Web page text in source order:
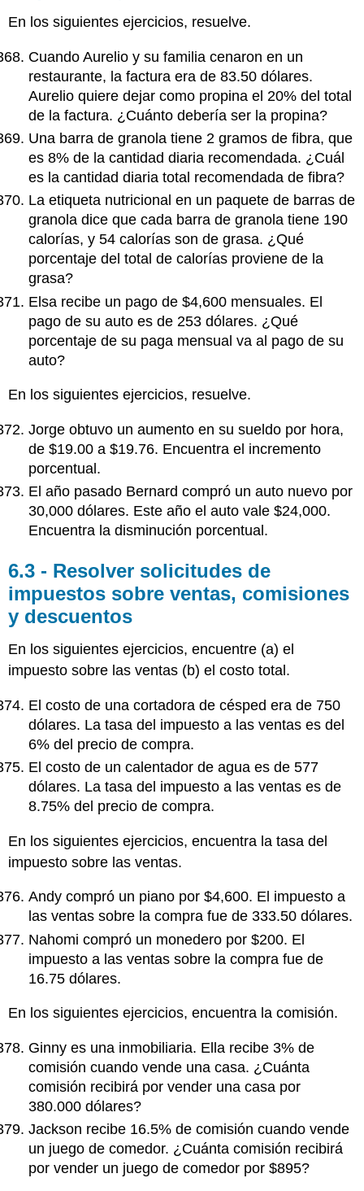
En los siguientes ejercicios, resuelve.
Cuando Aurelio y su familia cenaron en un
restaurante, la factura era de 83.50 dólares.
Aurelio quiere dejar como propina el 20% del total
de la factura. ¿Cuánto debería ser la propina?
Una barra de granola tiene 2 gramos de fibra, que
es 8% de la cantidad diaria recomendada. ¿Cuál
es la cantidad diaria total recomendada de fibra?
La etiqueta nutricional en un paquete de barras de
granola dice que cada barra de granola tiene 190
calorías, y 54 calorías son de grasa. ¿Qué
porcentaje del total de calorías proviene de la
grasa?
Elsa recibe un pago de $4,600 mensuales. El
pago de su auto es de 253 dólares. ¿Qué
porcentaje de su paga mensual va al pago de su
auto?
En los siguientes ejercicios, resuelve.
Jorge obtuvo un aumento en su sueldo por hora,
de $19.00 a $19.76. Encuentra el incremento
porcentual.
El año pasado Bernard compró un auto nuevo por
30,000 dólares. Este año el auto vale $24,000.
Encuentra la disminución porcentual.
6.3 - Resolver solicitudes de
impuestos sobre ventas, comisiones
y descuentos
En los siguientes ejercicios, encuentre (a) el
impuesto sobre las ventas (b) el costo total.
El costo de una cortadora de césped era de 750
dólares. La tasa del impuesto a las ventas es del
6% del precio de compra.
El costo de un calentador de agua es de 577
dólares. La tasa del impuesto a las ventas es de
8.75% del precio de compra.
En los siguientes ejercicios, encuentra la tasa del
impuesto sobre las ventas.
Andy compró un piano por $4,600. El impuesto a
las ventas sobre la compra fue de 333.50 dólares.
Nahomi compró un monedero por $200. El
impuesto a las ventas sobre la compra fue de
16.75 dólares.
En los siguientes ejercicios, encuentra la comisión.
Ginny es una inmobiliaria. Ella recibe 3% de
comisión cuando vende una casa. ¿Cuánta
comisión recibirá por vender una casa por
380.000 dólares?
Jackson recibe 16.5% de comisión cuando vende
un juego de comedor. ¿Cuánta comisión recibirá
por vender un juego de comedor por $895?